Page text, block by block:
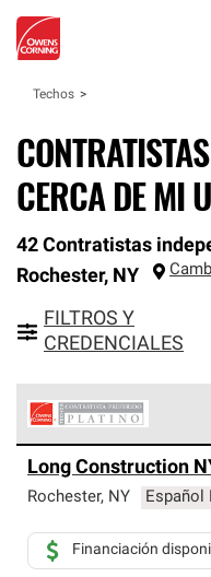
Techos
CERCA DE MI
42 Contratistas
Rochester, NY
FILTROS Y
CREDENCIALES
Corning constituyen el
exclusiva y cumplen
Solo ellos pueden
sistemas de techos.
Long Construction
Rochester, NY Español
Financiación